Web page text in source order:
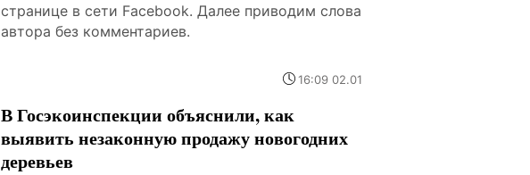
странице в сети Facebook. Далее приводим слова
автора без комментариев.
16:09 02.01
В Госэкоинспекции объяснили, как
выявить незаконную продажу новогодних
деревьев